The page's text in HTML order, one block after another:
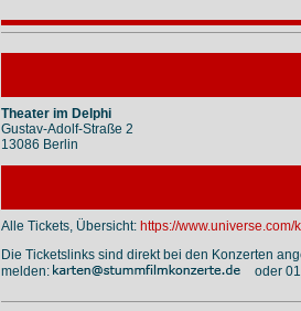
Theater im Delphi
Gustav-Adolf-Straße 2
13086 Berlin
Alle Tickets, Übersicht: https://www.universe.com/
Die Ticketslinks sind direkt bei den Konzerten
melden:
oder